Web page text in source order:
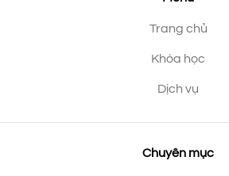
Trang chủ
Khóa học
Dịch vụ
Chuyên mục